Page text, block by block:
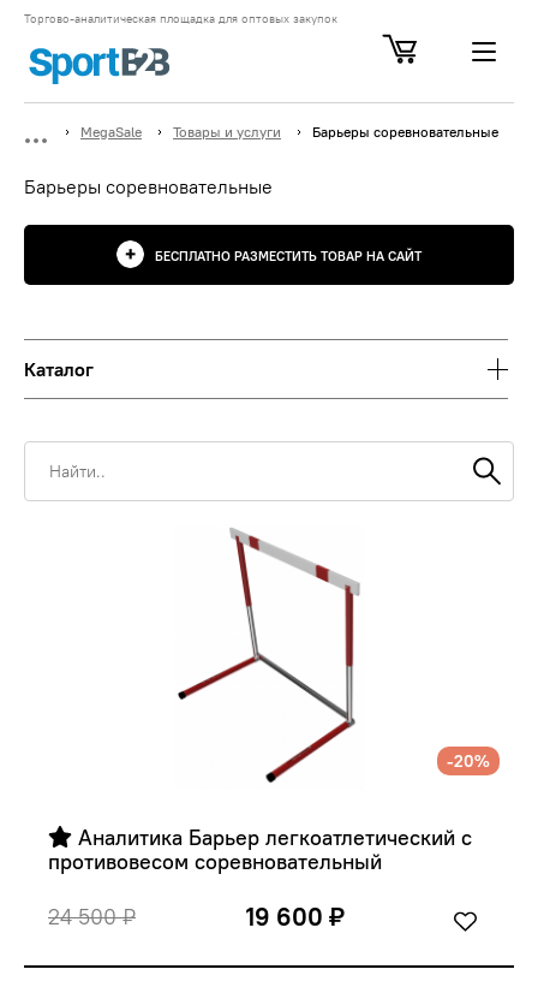
Торгово-аналитическая площадка для оптовых закупок
MegaSale Товары и услуги Барьеры соревновательные
Барьеры соревновательные
БЕСПЛАТНО РАЗМЕСТИТЬ ТОВАР НА САЙТ
Каталог
-20%
Аналитика Барьер легкоатлетический с
противовесом соревновательный
24 500 ₽
19 600 ₽